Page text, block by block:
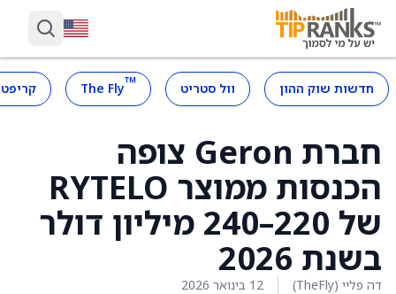
חדשות שוק ההון וול סטריט ™
The Fly
חברת Geron צופה
הכנסות ממוצר RYTELO
של 220–240 מיליון דולר
בשנת 2026
דה פליי (TheFly) 12 בינואר 2026